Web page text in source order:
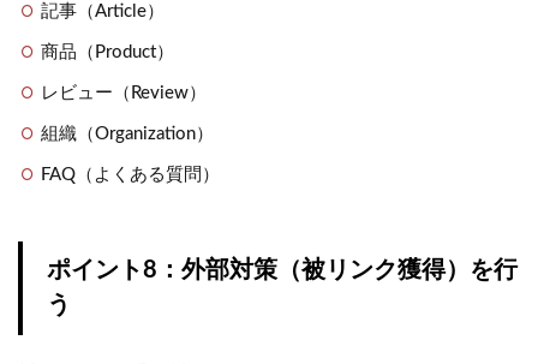
記事（Article）
商品（Product）
レビュー（Review）
組織（Organization）
FAQ（よくある質問）
ポイント8：外部対策（被リンク獲得）を行
う